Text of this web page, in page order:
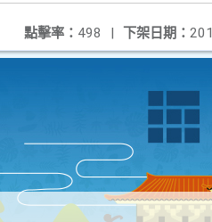
下架日期：
點擊率： 498 |